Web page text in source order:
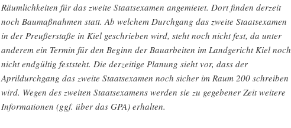
Räumlichkeiten für das zweite Staatsexamen angemietet. Dort finden derzeit
noch Baumaßnahmen statt. Ab welchem Durchgang das zweite Staatsexamen
in der Preußerstaße in Kiel geschrieben wird, steht noch nicht fest, da unter
anderem ein Termin für den Beginn der Bauarbeiten im Landgericht Kiel noch
nicht endgültig feststeht. Die derzeitige Planung sieht vor, dass der
Aprildurchgang das zweite Staatsexamen noch sicher im Raum 200 schreiben
wird. Wegen des zweiten Staatsexamens werden sie zu gegebener Zeit weitere
Informationen (ggf. über das GPA) erhalten.